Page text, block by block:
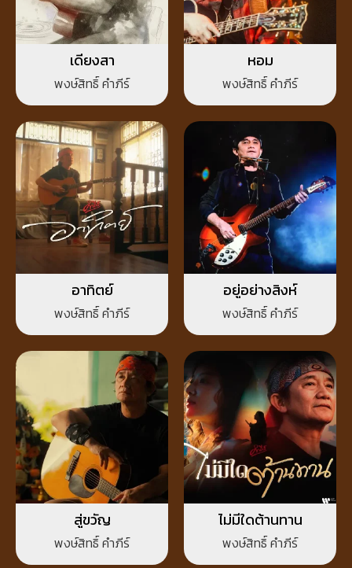
เดียงสา
พงษ์สิทธิ์ คำภีร์
หอม
พงษ์สิทธิ์ คำภีร์
อาทิตย์
พงษ์สิทธิ์ คำภีร์
อยู่อย่างสิงห์
พงษ์สิทธิ์ คำภีร์
สู่ขวัญ
พงษ์สิทธิ์ คำภีร์
ไม่มีใดต้านทาน
พงษ์สิทธิ์ คำภีร์